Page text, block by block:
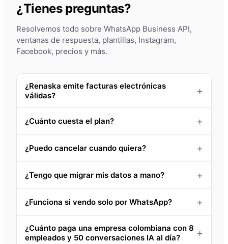
¿Tienes preguntas?
Resolvemos todo sobre WhatsApp Business API,
ventanas de respuesta, plantillas, Instagram,
Facebook, precios y más.
¿Renaska emite facturas electrónicas
válidas?
¿Cuánto cuesta el plan?
¿Puedo cancelar cuando quiera?
¿Tengo que migrar mis datos a mano?
¿Funciona si vendo solo por WhatsApp?
¿Cuánto paga una empresa colombiana con 8
empleados y 50 conversaciones IA al día?